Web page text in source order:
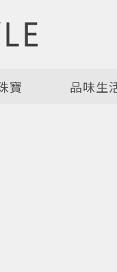
寶 品味生